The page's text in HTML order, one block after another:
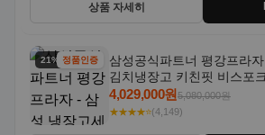
상품 자세히
21% 할인정품인증
삼성공식파트너 평강프라
김치냉장고 키친핏 비스포
주가전 빌트인 화이트
4,029,000원5,080,000원
★★★★⭐(4,149)